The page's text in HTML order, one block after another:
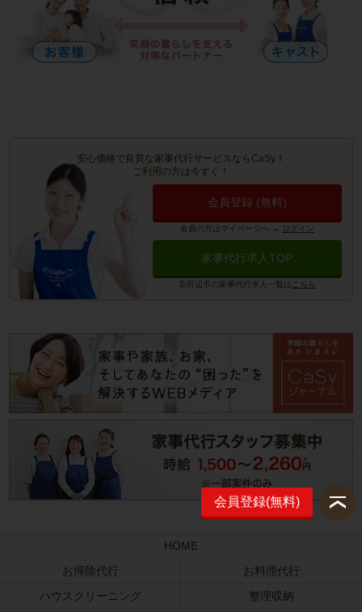
安心価格で良質な家事代行サービスならCaSy！
ご利用の方は今すぐ！
会員登録 (無料)
会員の方はマイページへ → ログイン
家事代行求人TOP
京田辺市の家事代行求人一覧は こちら
会員登録(無料)
HOME
お掃除代行
お料理代行
ハウスクリーニング
整理収納